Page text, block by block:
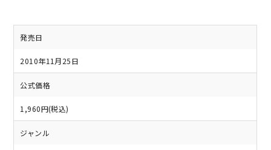
発売日
2010年11月25日
公式価格
1,960円(税込)
ジャンル